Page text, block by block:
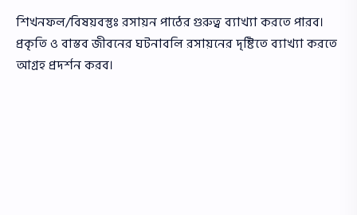
শিখনফল/বিষয়বস্তুঃ রসায়ন পাঠের গুরুত্ব ব্যাখ্যা করতে পারব।
প্রকৃতি ও বাস্তব জীবনের ঘটনাবলি রসায়নের দৃষ্টিতে ব্যাখ্যা করতে
আগ্রহ প্রদর্শন করব।